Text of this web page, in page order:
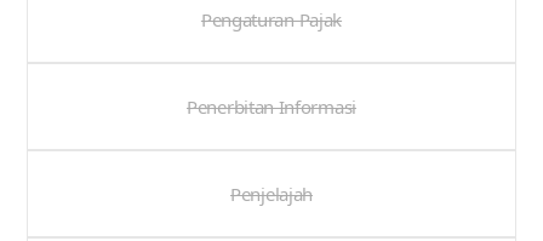
Pengaturan Pajak
Penerbitan Informasi
Penjelajah